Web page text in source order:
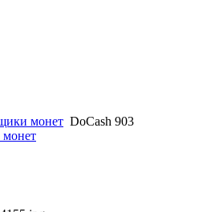
монет DoCash 903
монет